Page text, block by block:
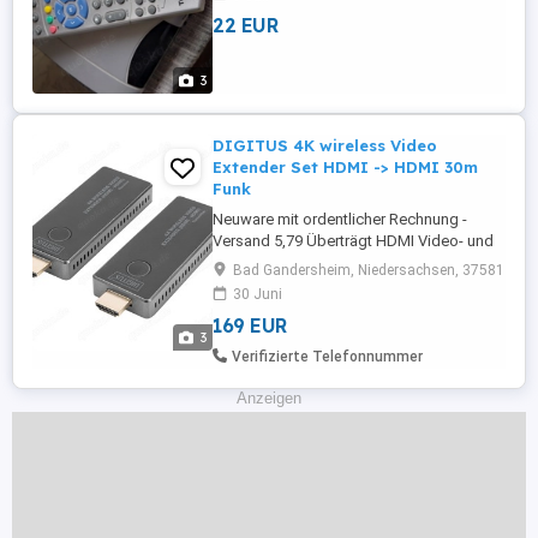
3
22 EUR
3
DIGITUS 4K wireless Video
Extender Set HDMI -> HDMI 30m
Funk
Neuware mit ordentlicher Rechnung -
Versand 5,79 Überträgt HDMI Video- und
Audiosignale drahtlos in UHD 4K 30Hz
über eine Distanz von bis zu 30 m bei
uneingeschränkter Sicht - Kabellose
HDMI-Signalübertragung auf bis zu 30 m
(uneingeschränkte Sicht) - Punkt-zu-Punkt
Bad Gandersheim, Niedersachsen, 37581
30 Juni
169 EUR
Verifizierte Telefonnummer
Anzeigen